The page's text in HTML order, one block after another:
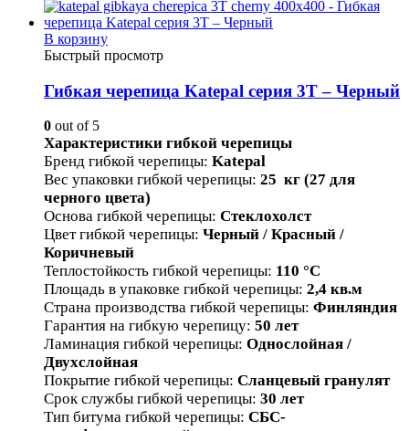
В корзину
Быстрый просмотр
Гибкая черепица Katepal серия 3T – Черный
0 out of 5
Характеристики гибкой черепицы
Бренд гибкой черепицы: Katepal
Вес упаковки гибкой черепицы: 25 кг (27 для
черного цвета)
Основа гибкой черепицы: Стеклохолст
Цвет гибкой черепицы: Черный / Красный /
Коричневый
Теплостойкость гибкой черепицы: 110 °С
Площадь в упаковке гибкой черепицы: 2,4 кв.м
Страна производства гибкой черепицы: Финляндия
Гарантия на гибкую черепицу: 50 лет
Ламинация гибкой черепицы: Однослойная /
Двухслойная
Покрытие гибкой черепицы: Сланцевый гранулят
Срок службы гибкой черепицы: 30 лет
Тип битума гибкой черепицы: СБС-